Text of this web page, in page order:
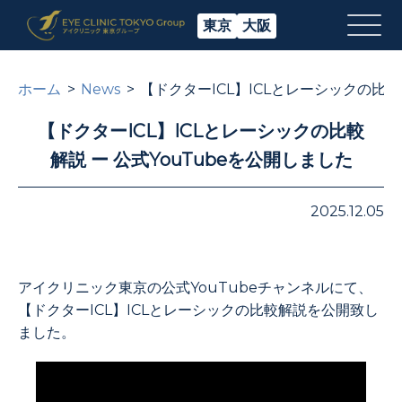
東京 大阪
ホーム News 【ドクターICL】ICLとレーシックの
【ドクターICL】ICLとレーシックの比較
解説 ー 公式YouTubeを公開しました
2025.12.05
アイクリニック東京の公式YouTubeチャンネルにて、
【ドクターICL】ICLとレーシックの比較解説を公開致し
ました。